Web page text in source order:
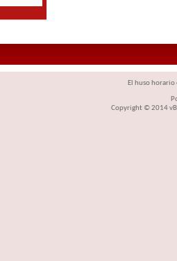
El huso horario
Copyright © 2014